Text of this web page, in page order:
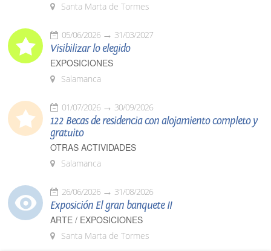
Santa Marta de Tormes
05/06/2026 31/03/2027
Visibilizar lo elegido
EXPOSICIONES
Salamanca
01/07/2026 30/09/2026
122 Becas de residencia con alojamiento completo y
gratuito
OTRAS ACTIVIDADES
Salamanca
26/06/2026 31/08/2026
Exposición El gran banquete II
ARTE / EXPOSICIONES
Santa Marta de Tormes